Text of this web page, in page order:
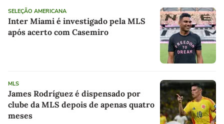
SELEÇÃO AMERICANA
Inter Miami é investigado pela MLS
após acerto com Casemiro
MLS
James Rodríguez é dispensado por
clube da MLS depois de apenas quatro
meses